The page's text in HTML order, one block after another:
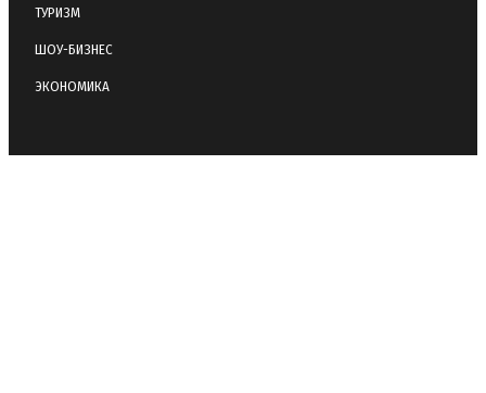
ТУРИЗМ
ШОУ-БИЗНЕС
ЭКОНОМИКА